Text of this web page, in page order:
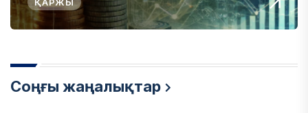
Соңғы жаңалықтар